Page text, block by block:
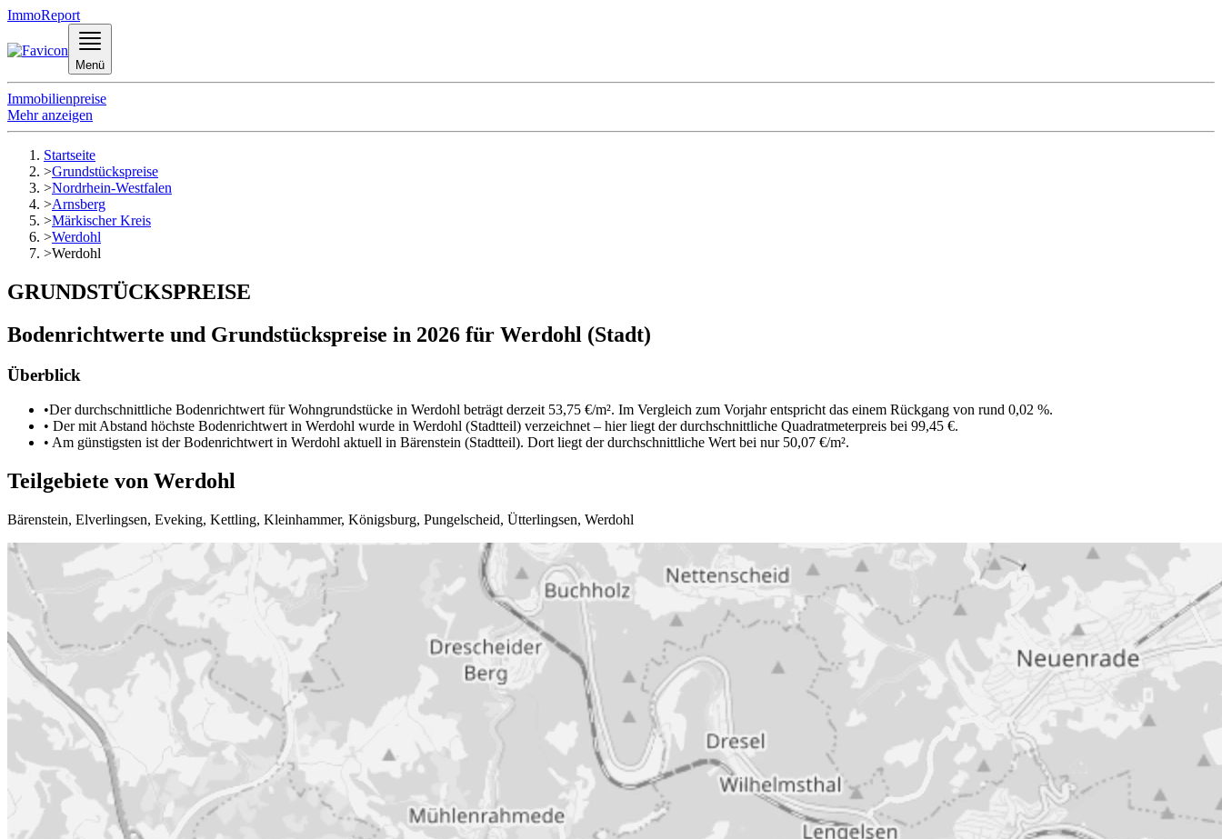
ImmoReport
Menü
Immobilienpreise
Mehr anzeigen
Startseite
>Grundstückspreise
>Nordrhein-Westfalen
>Arnsberg
>Märkischer Kreis
>Werdohl
>Werdohl
GRUNDSTÜCKSPREISE
Bodenrichtwerte und Grundstückspreise in 2026 für Werdohl (Stadt)
Überblick
•Der durchschnittliche Bodenrichtwert für Wohngrundstücke in Werdohl beträgt derzeit 53,75 €/m². Im Vergleich zum Vorjahr entspricht das einem Rückgang von rund 0,02 %.
• Der mit Abstand höchste Bodenrichtwert in Werdohl wurde in Werdohl (Stadtteil) verzeichnet – hier liegt der durchschnittliche Quadratmeterpreis bei 99,45 €.
• Am günstigsten ist der Bodenrichtwert in Werdohl aktuell in Bärenstein (Stadtteil). Dort liegt der durchschnittliche Wert bei nur 50,07 €/m².
Teilgebiete von Werdohl
Bärenstein, Elverlingsen, Eveking, Kettling, Kleinhammer, Königsburg, Pungelscheid, Ütterlingsen, Werdohl